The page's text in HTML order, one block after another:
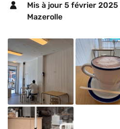
Mis à jour 5 février 2025
Mazerolle